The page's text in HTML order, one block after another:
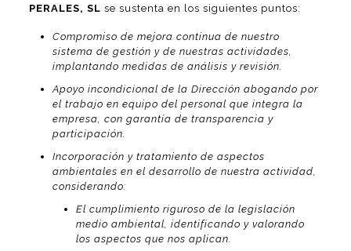
PERALES, SL se sustenta en los siguientes puntos:
Compromiso de mejora continua de nuestro
sistema de gestión y de nuestras actividades,
implantando medidas de análisis y revisión.
Apoyo incondicional de la Dirección abogando por
el trabajo en equipo del personal que integra la
empresa, con garantía de transparencia y
participación.
Incorporación y tratamiento de aspectos
ambientales en el desarrollo de nuestra actividad,
considerando:
El cumplimiento riguroso de la legislación
medio ambiental, identificando y valorando
los aspectos que nos aplican.